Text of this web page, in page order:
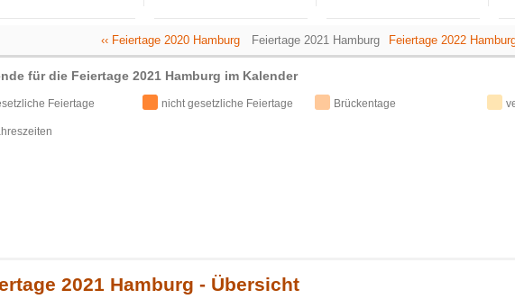
‹‹ Feiertage 2020 Hamburg Feiertage 2021 Hamburg Feiertage 2022 Hamburg
für die Feiertage 2021 Hamburg im Kalender
Feiertage nicht gesetzliche Feiertage Brückentage
2021 Hamburg - Übersicht